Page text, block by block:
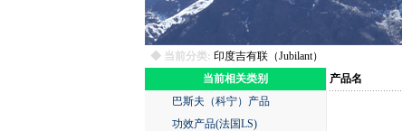
◆ 当前分类: 印度吉有联（Jubilant）
当前相关类别
巴斯夫（科宁）产品
功效产品(法国LS)
产品名